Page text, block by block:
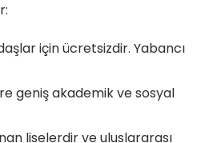
için ücretsizdir. Yabancı
geniş akademik ve sosyal
liselerdir ve uluslararası